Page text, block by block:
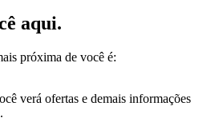
aqui.
próxima de você é:
verá ofertas e demais informações